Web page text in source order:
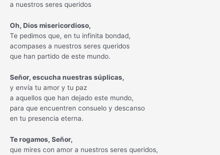
a nuestros seres queridos
Oh, Dios misericordioso,
Te pedimos que, en tu infinita bondad,
acompases a nuestros seres queridos
que han partido de este mundo.
Señor, escucha nuestras súplicas,
y envía tu amor y tu paz
a aquellos que han dejado este mundo,
para que encuentren consuelo y descanso
en tu presencia eterna.
Te rogamos, Señor,
que mires con amor a nuestros seres queridos,